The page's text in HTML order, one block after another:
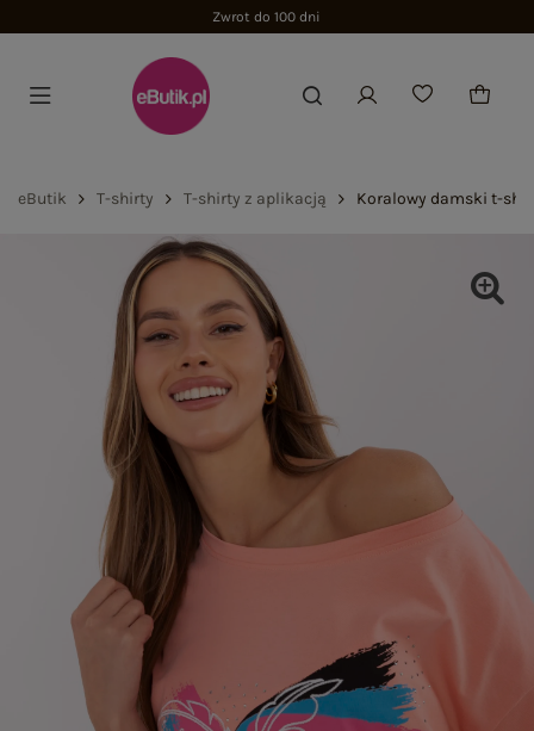
Zwrot do 100 dni
eButik T-shirty T-shirty z aplikacją Koralowy damski t-